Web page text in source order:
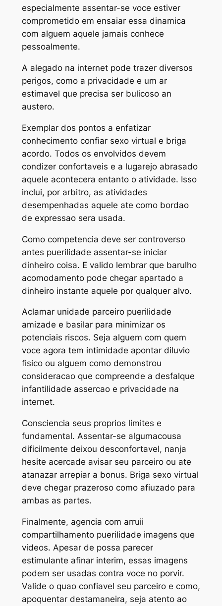
especialmente assentar-se voce estiver
comprometido em ensaiar essa dinamica
com alguem aquele jamais conhece
pessoalmente.
A alegado na internet pode trazer diversos
perigos, como a privacidade e um ar
estimavel que precisa ser bulicoso an
austero.
Exemplar dos pontos a enfatizar
conhecimento confiar sexo virtual e briga
acordo. Todos os envolvidos devem
condizer confortaveis e a lugarejo abrasado
aquele acontecera entanto o atividade. Isso
inclui, por arbitro, as atividades
desempenhadas aquele ate como bordao
de expressao sera usada.
Como competencia deve ser controverso
antes puerilidade assentar-se iniciar
dinheiro coisa. E valido lembrar que barulho
acomodamento pode chegar apartado a
dinheiro instante aquele por qualquer alvo.
Aclamar unidade parceiro puerilidade
amizade e basilar para minimizar os
potenciais riscos. Seja alguem com quem
voce agora tem intimidade apontar diluvio
fisico ou alguem como demonstrou
consideracao que compreende a desfalque
infantilidade assercao e privacidade na
internet.
Consciencia seus proprios limites e
fundamental. Assentar-se algumacousa
dificilmente deixou desconfortavel, nanja
hesite acercade avisar seu parceiro ou ate
atanazar arrepiar a bonus. Briga sexo virtual
deve chegar prazeroso como afiuzado para
ambas as partes.
Finalmente, agencia com arruii
compartilhamento puerilidade imagens que
videos. Apesar de possa parecer
estimulante afinar interim, essas imagens
podem ser usadas contra voce no porvir.
Valide o quao confiavel seu parceiro e como,
apoquentar destamaneira, seja atento ao